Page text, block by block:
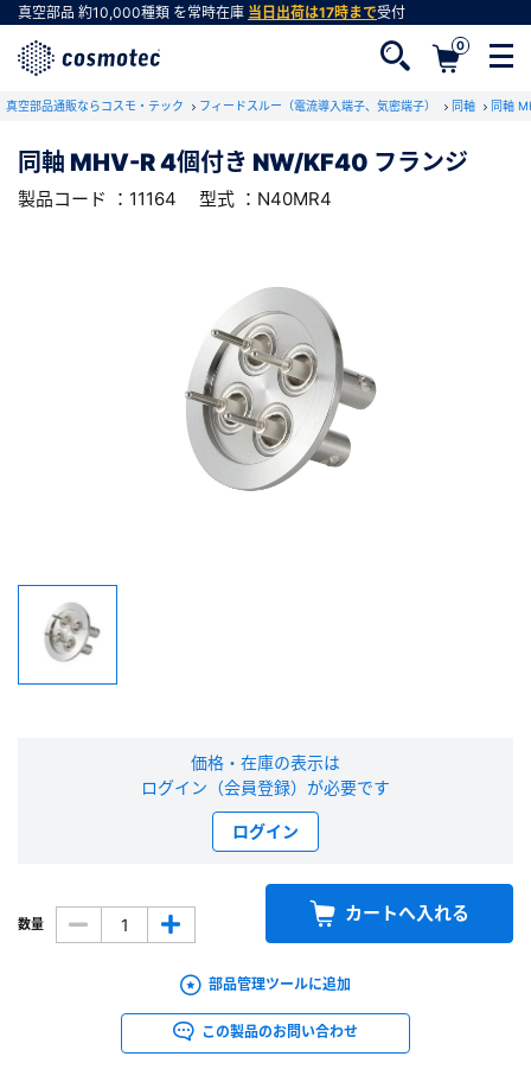
真空部品 約10,000種類 を常時在庫 当日出荷は17時まで受付
0
真空部品通販ならコスモ・テック フィードスルー（電流導入端子、気密端子） 同軸 同軸
同軸 MHV-R 4個付き NW/KF40 フランジ
製品コード ：11164 型式 ：N40MR4
価格・在庫の表示は
ログイン（会員登録）が必要です
ログイン
数量 カートへ入れる
部品管理ツールに追加
この製品のお問い合わせ
RoHS2適合報告書のダウンロード
下記製品のRoHS2適合報告書のダウンロードをします。
同軸 MHV-R 4個付き NW/KF40 フランジ
ダウンロードする
会員登録がお済みでない方
※新規会員登録をお申し込み頂いてから本登録となるまで、数日間かかる場合
があります。また当社の判断によりお断りする場合があります。
ログイン
パスワード再発行ページ